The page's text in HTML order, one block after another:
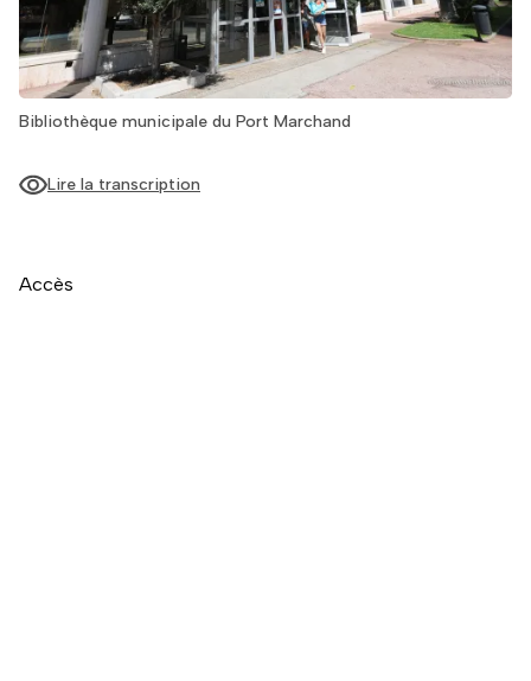
Bibliothèque municipale du Port Marchand
Lire la transcription
Accès